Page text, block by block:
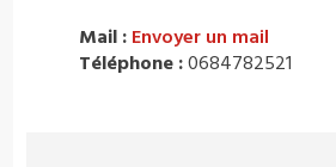
Mail : Envoyer un mail
Téléphone :0684782521